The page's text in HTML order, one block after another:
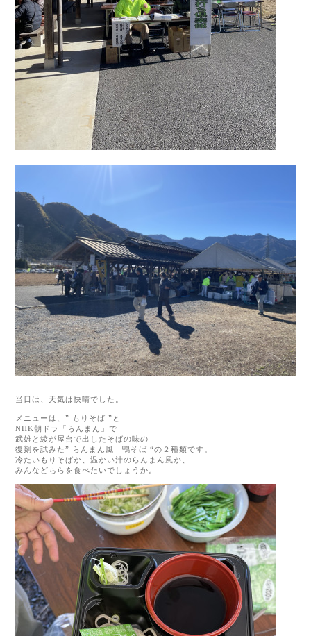
当日は、天気は快晴でした。
メニューは、” もりそば ”と
NHK朝ドラ「らんまん」で
武雄と綾が屋台で出したそばの味の
復刻を試みた” らんまん風 鴨そば “の２種類です。
冷たいもりそばか、温かい汁のらんまん風か、
みんなどちらを食べたいでしょうか。